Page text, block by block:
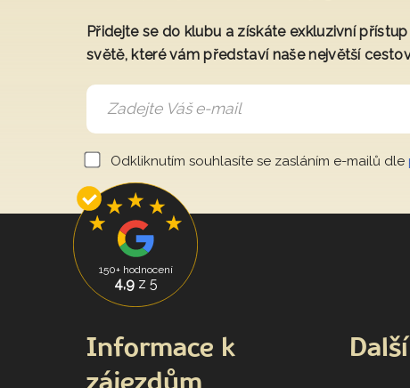
Přidejte se do klubu a získáte exkluzivní
světě, které vám představí naše největší
Odkliknutím souhlasíte se zasláním e-mailů dle
150+ hodnocení
4,9z 5
Informace k